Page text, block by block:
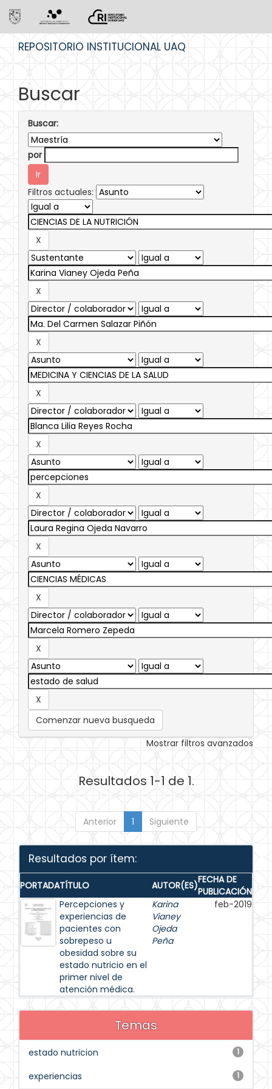
REPOSITORIO INSTITUCIONAL UAQ
Buscar
Buscar:
por
Filtros actuales:
Comenzar nueva busqueda
Mostrar filtros avanzados
Resultados 1-1 de 1.
Anterior 1 Siguiente
Resultados por ítem:
PORTADATÍTULO AUTOR(ES)FECHA DE
PUBLICACIÓN
Percepciones y
experiencias de
pacientes con
sobrepeso u
obesidad sobre su
estado nutricio en el
primer nivel de
atención médica.
Karina
Vianey
Ojeda
Peña
feb-2019
Temas
1
estado nutricion
1
experiencias